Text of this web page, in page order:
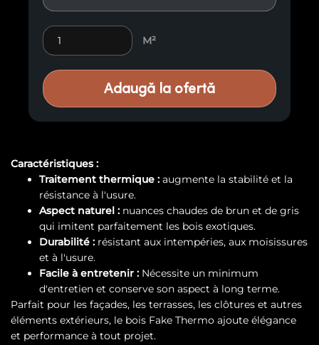
Frake Thermo bois exotique E78 quantity
M²
Adaugă la ofertă
Caractéristiques :
Traitement thermique : augmente la stabilité et la
résistance à l'usure.
Aspect naturel : nuances chaudes de brun et de gris
qui imitent parfaitement les bois exotiques.
Durabilité : résistant aux intempéries, aux moisissures
et à l'usure.
Facile à entretenir : Nécessite un minimum
d'entretien et conserve son aspect à long terme.
Parfait pour les façades, les terrasses, les clôtures et autres
éléments extérieurs, le bois Fake Thermo ajoute élégance
et performance à tout projet.